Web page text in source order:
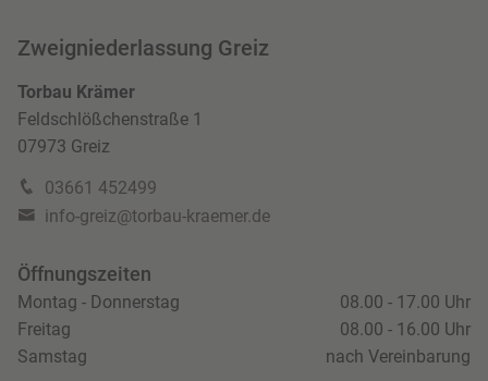
Zweigniederlassung Greiz
Torbau Krämer
Feldschlößchenstraße 1
07973 Greiz
03661 452499
info-greiz@torbau-kraemer.de
Öffnungszeiten
Montag - Donnerstag
08.00 - 17.00 Uhr
Freitag
08.00 - 16.00 Uhr
Samstag
nach Vereinbarung